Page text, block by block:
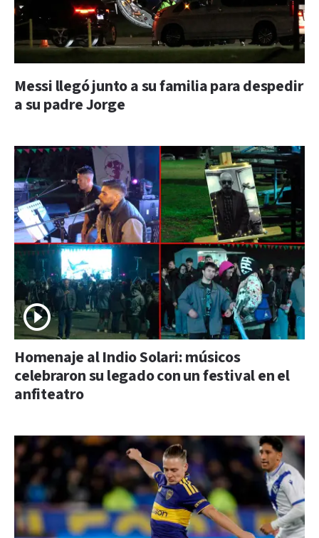
Messi llegó junto a su familia para despedir
a su padre Jorge
Homenaje al Indio Solari: músicos
celebraron su legado con un festival en el
anfiteatro